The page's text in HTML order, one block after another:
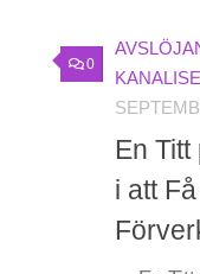
0
En
i att